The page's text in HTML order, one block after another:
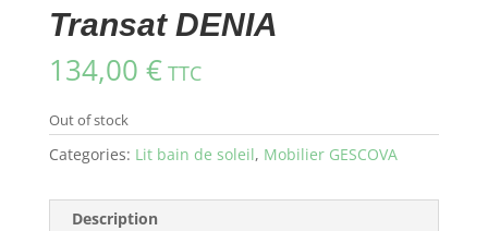
Transat DENIA
134,00 € TTC
Out of stock
Categories: Lit bain de soleil, Mobilier GESCOVA
Description